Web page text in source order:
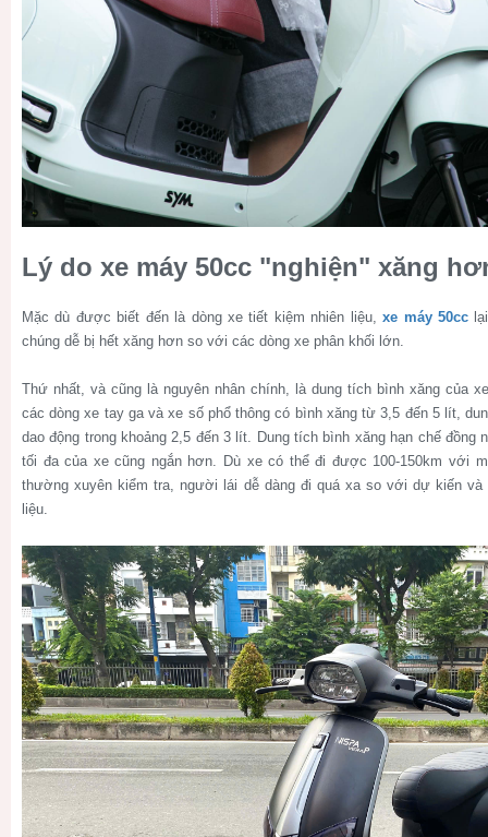
Lý do xe máy 50cc "nghiện" xăng
Mặc dù được biết đến là dòng xe tiết kiệm nhiên liệu,xe máy 50cc
chúng dễ bị hết xăng hơn so với các dòng xe phân khối lớn.
Thứ nhất, và cũng là nguyên nhân chính, là dung tích bình xăng của
các dòng xe tay ga và xe số phổ thông có bình xăng từ 3,5 đến 5 lít,
dao động trong khoảng 2,5 đến 3 lít. Dung tích bình xăng hạn chế đồng
tối đa của xe cũng ngắn hơn. Dù xe có thể đi được 100-150km với
thường xuyên kiểm tra, người lái dễ dàng đi quá xa so với dự kiến
liệu.